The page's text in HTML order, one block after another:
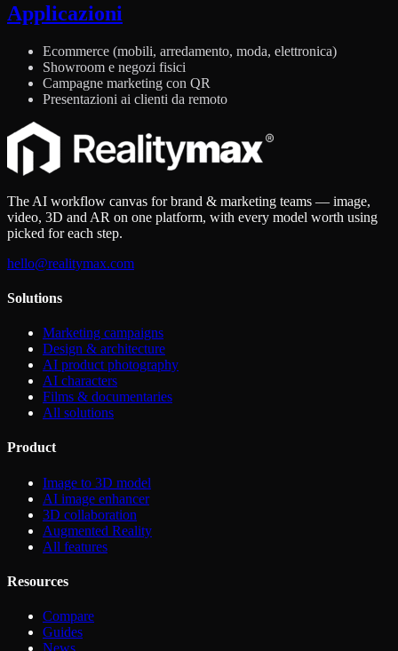
Applicazioni
Ecommerce (mobili, arredamento, moda, elettronica)
Showroom e negozi fisici
Campagne marketing con QR
Presentazioni ai clienti da remoto
The AI workflow canvas for brand & marketing teams — image,
video, 3D and AR on one platform, with every model worth using
picked for each step.
hello@realitymax.com
Solutions
Marketing campaigns
Design & architecture
AI product photography
AI characters
Films & documentaries
All solutions
Product
Image to 3D model
AI image enhancer
3D collaboration
Augmented Reality
All features
Resources
Compare
Guides